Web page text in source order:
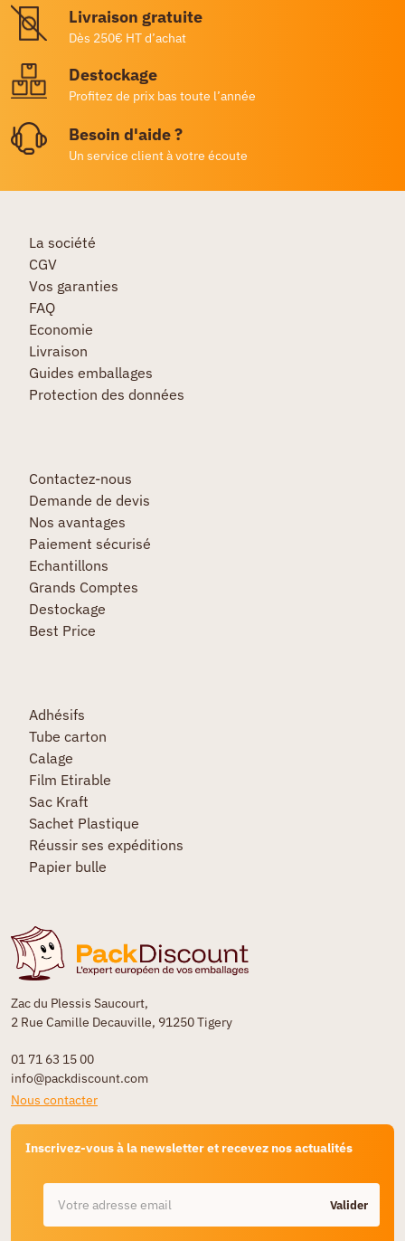
Livraison gratuite
Dès 250€ HT d’achat
Destockage
Profitez de prix bas toute l’année
Besoin d'aide ?
Un service client à votre écoute
Zac du Plessis Saucourt,
2 Rue Camille Decauville, 91250 Tigery
01 71 63 15 00
info@packdiscount.com
Nous contacter
Inscrivez-vous à la newsletter et recevez nos actualités
Valider
La société
CGV
Vos garanties
FAQ
Economie
Livraison
Guides emballages
Protection des données
Contactez-nous
Demande de devis
Nos avantages
Paiement sécurisé
Echantillons
Grands Comptes
Destockage
Best Price
Adhésifs
Tube carton
Calage
Film Etirable
Sac Kraft
Sachet Plastique
Réussir ses expéditions
Papier bulle